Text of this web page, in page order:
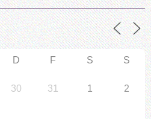
D F S S
30 31 1 2